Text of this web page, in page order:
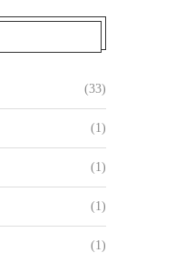
(33)
(1)
(1)
(1)
(1)